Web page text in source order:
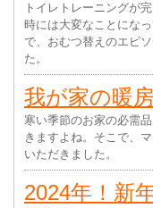
トイレトレーニングが
時には大変なことにな
で、おむつ替えのエピ
た。
我が家の暖
寒い季節のお家の必需
きますよね。そこで、
いただきました。
2024年！新